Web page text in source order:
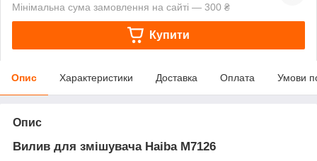
Мінімальна сума замовлення на сайті — 300 ₴
Купити
Опис Характеристики Доставка Оплата Умови
Опис
Вилив для змішувача Haiba M7126